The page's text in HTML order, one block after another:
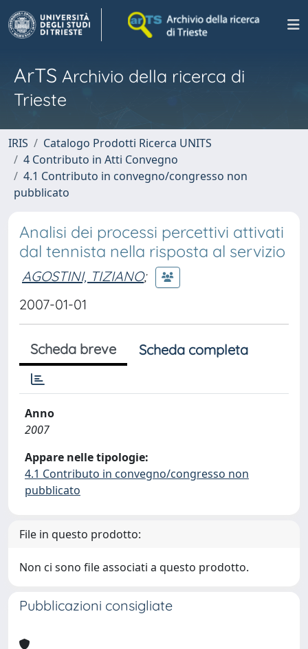
ArTS Archivio della ricerca di
Trieste
IRIS
Catalogo Prodotti Ricerca UNITS
4 Contributo in Atti Convegno
4.1 Contributo in convegno/congresso non
pubblicato
Analisi dei processi percettivi attivati
dal tennista nella risposta al servizio
AGOSTINI, TIZIANO;
2007-01-01
Scheda breve Scheda completa
Anno
2007
Appare nelle tipologie:
4.1 Contributo in convegno/congresso non
pubblicato
File in questo prodotto:
Non ci sono file associati a questo prodotto.
Pubblicazioni consigliate